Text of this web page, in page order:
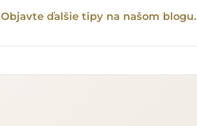
Objavte ďalšie tipy na našom blogu.